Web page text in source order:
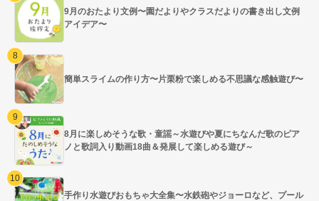
9月のおたより文例〜園だよりやクラスだよりの書き出し文例
アイデア〜
簡単スライムの作り方〜片栗粉で楽しめる不思議な感触遊び〜
8月に楽しめそうな歌・童謡～水遊びや夏にちなんだ歌のピア
ノと歌詞入り動画18曲＆発展して楽しめる遊び～
手作り水遊びおもちゃ大全集〜水鉄砲やジョーロなど、プール